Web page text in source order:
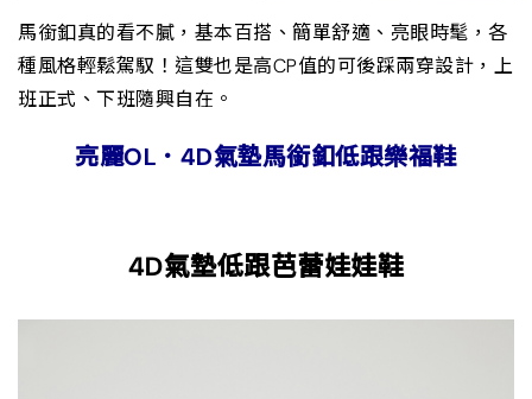
馬銜釦真的看不膩，基本百搭、簡單舒適、亮眼時髦，各
種風格輕鬆駕馭！這雙也是高CP值的可後踩兩穿設計，上
班正式、下班隨興自在。
亮麗OL．4D氣墊馬銜釦低跟樂福鞋
4D氣墊低跟芭蕾娃娃鞋